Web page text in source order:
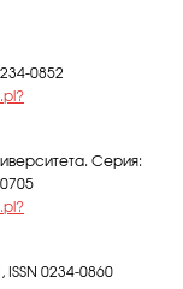
0852
Серия:
0234-0860